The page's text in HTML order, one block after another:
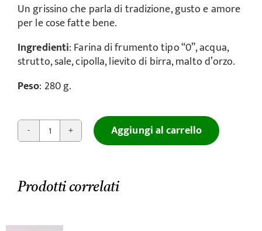
Un grissino che parla di tradizione, gusto e amore
per le cose fatte bene.
Ingredienti: Farina di frumento tipo “0”, acqua,
strutto, sale, cipolla, lievito di birra, malto d’orzo.
Peso: 280 g.
Cipolla
Aggiungi al carrello
Prodotti correlati